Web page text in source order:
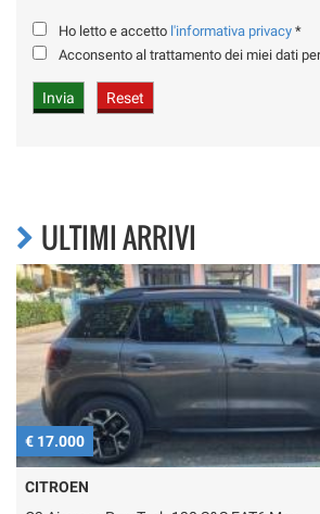
Ho letto e accetto l'informativa privacy *
Acconsento al trattamento dei miei dati
ULTIMI ARRIVI
€ 17.000
CITROEN